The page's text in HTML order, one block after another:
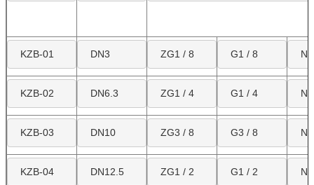
KZB-01 DN3 ZG1 / 8 G1 / 8
KZB-02 DN6.3 ZG1 / 4 G1 / 4
KZB-03 DN10 ZG3 / 8 G3 / 8
KZB-04 DN12.5 ZG1 / 2 G1 / 2